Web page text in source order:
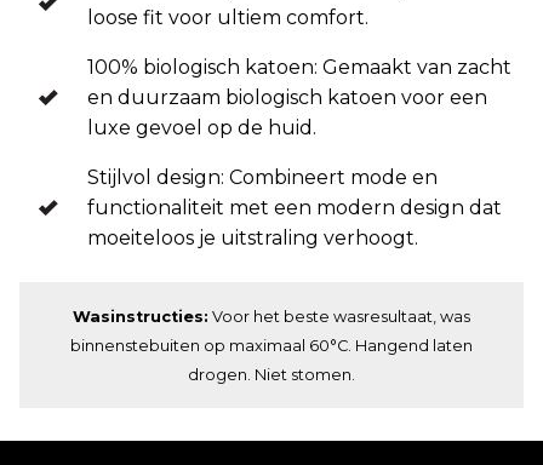
loose fit voor ultiem comfort.
100% biologisch katoen: Gemaakt van zacht
en duurzaam biologisch katoen voor een
luxe gevoel op de huid.
Stijlvol design: Combineert mode en
functionaliteit met een modern design dat
moeiteloos je uitstraling verhoogt.
Wasinstructies: Voor het beste wasresultaat, was
binnenstebuiten op maximaal 60°C. Hangend laten
drogen. Niet stomen.